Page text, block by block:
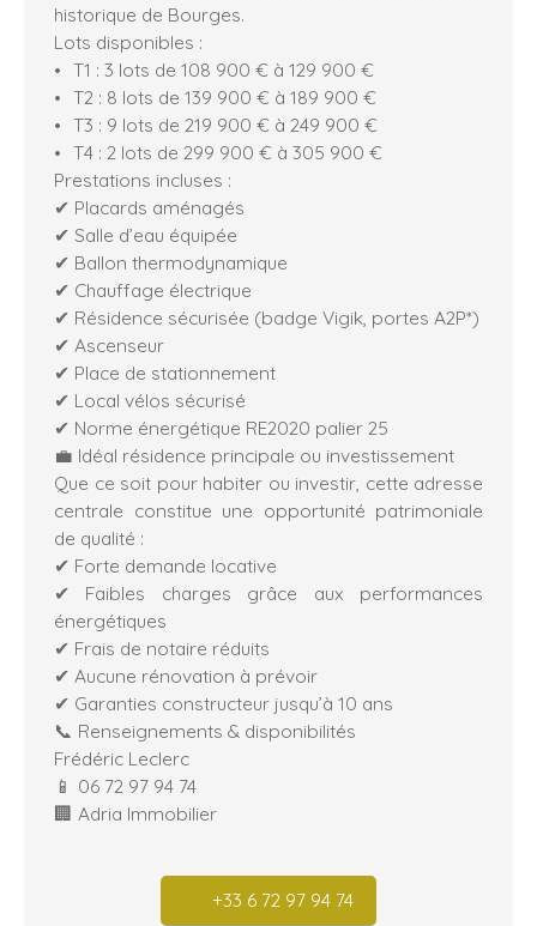
historique de Bourges.
Lots disponibles :
T1 : 3 lots de 108 900 € à 129 900 €
T2 : 8 lots de 139 900 € à 189 900 €
T3 : 9 lots de 219 900 € à 249 900 €
T4 : 2 lots de 299 900 € à 305 900 €
Prestations incluses :
✔ Placards aménagés
✔ Salle d’eau équipée
✔ Ballon thermodynamique
✔ Chauffage électrique
✔ Résidence sécurisée (badge Vigik, portes A2P*)
✔ Ascenseur
✔ Place de stationnement
✔ Local vélos sécurisé
✔ Norme énergétique RE2020 palier 25
💼 Idéal résidence principale ou investissement
Que ce soit pour habiter ou investir, cette adresse
centrale constitue une opportunité patrimoniale
de qualité :
✔ Forte demande locative
✔ Faibles charges grâce aux performances
énergétiques
✔ Frais de notaire réduits
✔ Aucune rénovation à prévoir
✔ Garanties constructeur jusqu’à 10 ans
📞 Renseignements & disponibilités
Frédéric Leclerc
📱 06 72 97 94 74
🏢 Adria Immobilier
+33 6 72 97 94 74